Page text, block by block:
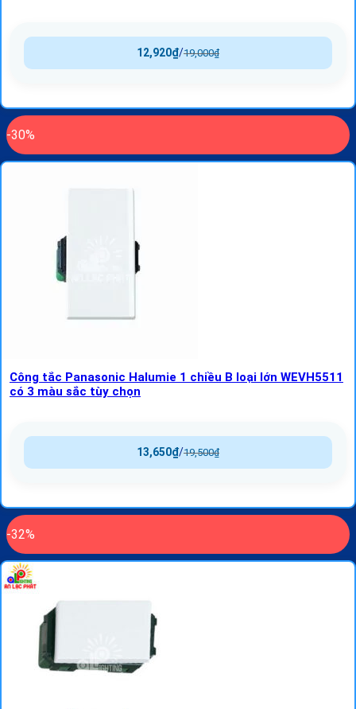
19,000₫
/
12,920₫
-30%
Công tắc Panasonic Halumie 1 chiều B loại lớn WEVH5511
có 3 màu sắc tùy chọn
19,500₫
/
13,650₫
-32%